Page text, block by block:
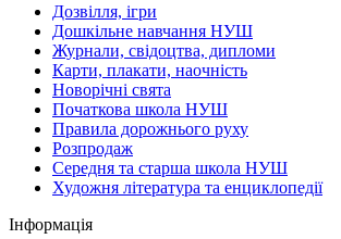
Дозвілля, ігри
Дошкільне навчання НУШ
Журнали, свідоцтва, дипломи
Карти, плакати, наочність
Новорічні свята
Початкова школа НУШ
Правила дорожнього руху
Розпродаж
Середня та старша школа НУШ
Художня література та енциклопедії
Інформація